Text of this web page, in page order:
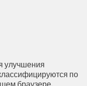
улучшения
по
браузере,